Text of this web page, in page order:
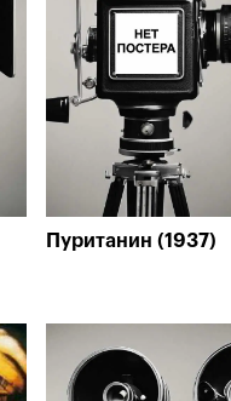
Пуританин (1937)